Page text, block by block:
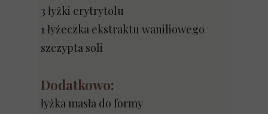
3 łyżki erytrytolu
1 łyżeczka ekstraktu waniliowego
szczypta soli
Dodatkowo:
łyżka masła do formy